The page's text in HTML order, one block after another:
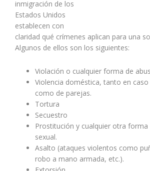
inmigración de los
Estados Unidos
establecen con
claridad qué crímenes aplican para una
Algunos de ellos son los siguientes:
Violación o cualquier forma de
Violencia doméstica, tanto en
como de parejas.
Tortura
Secuestro
Prostitución y cualquier otra
sexual.
Asalto (ataques violentos como
robo a mano armada, etc.).